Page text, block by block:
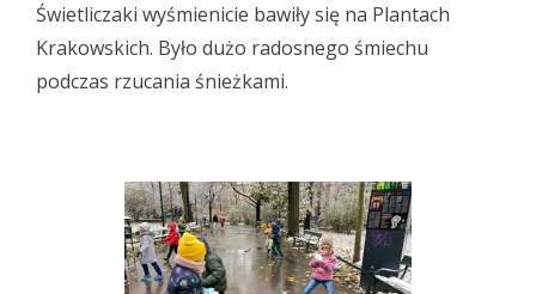
Świetliczaki wyśmienicie bawiły się na Plantach
Krakowskich. Było dużo radosnego śmiechu
podczas rzucania śnieżkami.